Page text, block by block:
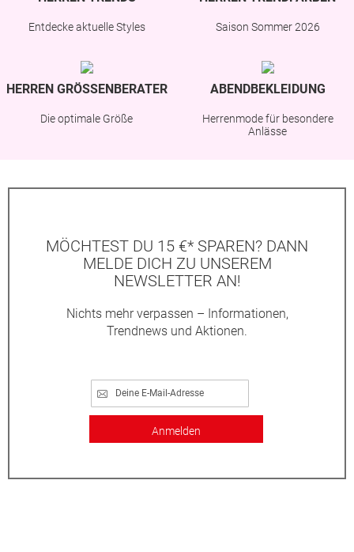
Entdecke aktuelle Styles Saison Sommer 2026
HERREN GRÖSSENBERATER
Die optimale Größe
ABENDBEKLEIDUNG
Herrenmode für besondere
Anlässe
MÖCHTEST DU 15 €* SPAREN? DANN
MELDE DICH ZU UNSEREM
NEWSLETTER AN!
Nichts mehr verpassen – Informationen,
Trendnews und Aktionen.
Anmelden